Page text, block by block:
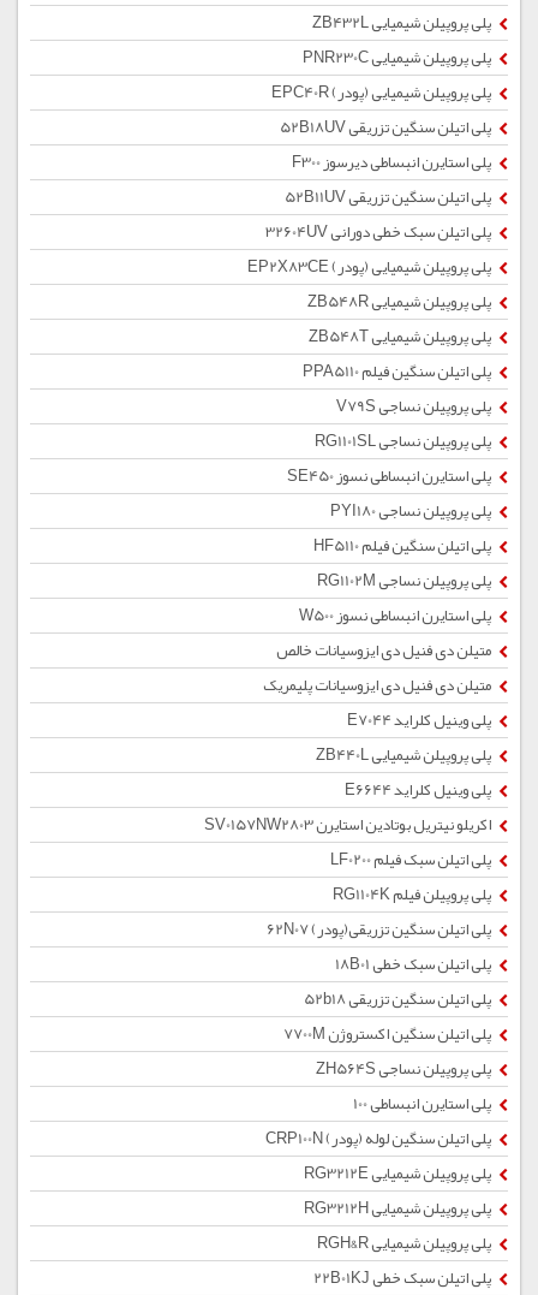
پلی پروپیلن شیمیایی ZB432L
پلی پروپیلن شیمیایی PNR230C
پلی پروپیلن شیمیایی (پودر) EPC40R
پلی اتیلن سنگین تزریقی 52B18UV
پلی استایرن انبساطی دیرسوز F300
پلی اتیلن سنگین تزریقی 52B11UV
پلی اتیلن سبک خطی دورانی 32604UV
پلی پروپیلن شیمیایی (پودر) EP2X83CE
پلی پروپیلن شیمیایی ZB548R
پلی پروپیلن شیمیایی ZB548T
پلی اتیلن سنگین فیلم PPA5110
پلی پروپیلن نساجی V79S
پلی پروپیلن نساجی RG1101SL
پلی استایرن انبساطی نسوز SE450
پلی پروپیلن نساجی PYI180
پلی اتیلن سنگین فیلم HF5110
پلی پروپیلن نساجی RG1102M
پلی استایرن انبساطی نسوز W500
متیلن دی فنیل دی ایزوسیانات خالص
متیلن دی فنیل دی ایزوسیانات پلیمریک
پلی وینیل کلراید E7044
پلی پروپیلن شیمیایی ZB440L
پلی وینیل کلراید E6644
اکریلو نیتریل بوتادین استایرن SV0157NW2803
پلی اتیلن سبک فیلم LF0200
پلی پروپیلن فیلم RG1104K
پلی اتیلن سنگین تزریقی(پودر) 62N07
پلی اتیلن سبک خطی 18B01
پلی اتیلن سنگین تزریقی 52b18
پلی اتیلن سنگین اکستروژن 7700M
پلی پروپیلن نساجی ZH564S
پلی استایرن انبساطی 100
پلی اتیلن سنگین لوله (پودر) CRP100N
پلی پروپیلن شیمیایی RG3212E
پلی پروپیلن شیمیایی RG3212H
پلی پروپیلن شیمیایی RGH&R
پلی اتیلن سبک خطی 22B01KJ